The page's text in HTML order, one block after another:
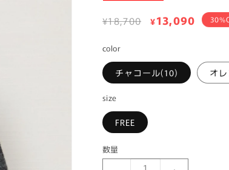
通
価
格
¥18,700
セ
価
格
¥13,090
color
チャコール(10) オ
size
FREE
数量